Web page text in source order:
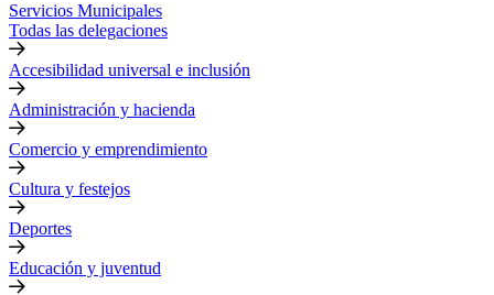
Servicios Municipales
Todas las delegaciones
Accesibilidad universal e inclusión
Administración y hacienda
Comercio y emprendimiento
Cultura y festejos
Deportes
Educación y juventud